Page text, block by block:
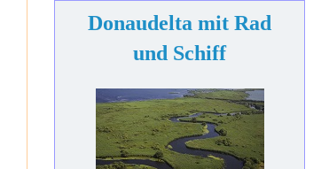
Donaudelta mit Rad
und Schiff